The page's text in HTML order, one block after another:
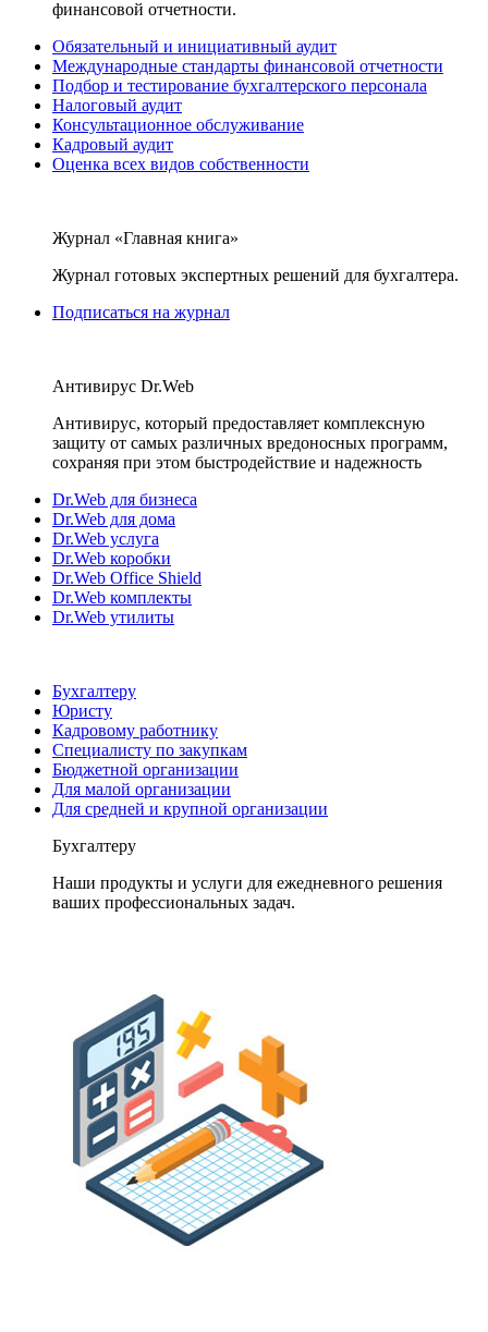
финансовой отчетности.
Обязательный и инициативный аудит
Международные стандарты финансовой отчетности
Подбор и тестирование бухгалтерского персонала
Налоговый аудит
Консультационное обслуживание
Кадровый аудит
Оценка всех видов собственности
Журнал «Главная книга»
Журнал готовых экспертных решений для бухгалтера.
Подписаться на журнал
Антивирус Dr.Web
Антивирус, который предоставляет комплексную
защиту от самых различных вредоносных программ,
сохраняя при этом быстродействие и надежность
Dr.Web для бизнеса
Dr.Web для дома
Dr.Web услуга
Dr.Web коробки
Dr.Web Office Shield
Dr.Web комплекты
Dr.Web утилиты
Бухгалтеру
Юристу
Кадровому работнику
Специалисту по закупкам
Бюджетной организации
Для малой организации
Для средней и крупной организации
Бухгалтеру
Наши продукты и услуги для ежедневного решения
ваших профессиональных задач.